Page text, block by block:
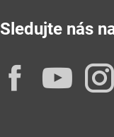
Sledujte nás